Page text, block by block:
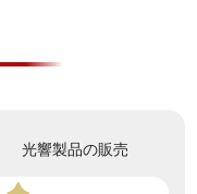
光響製品の販売